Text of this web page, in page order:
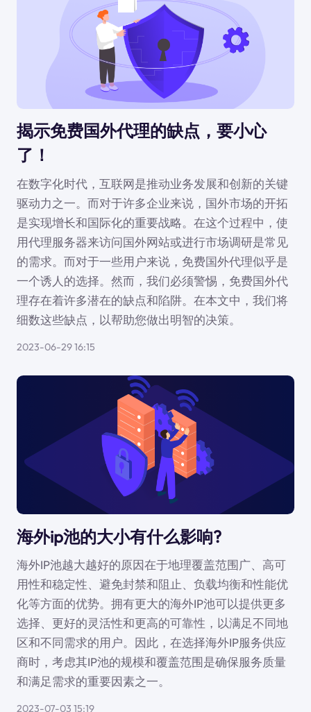
揭示免费国外代理的缺点，要小心
了！
在数字化时代，互联网是推动业务发展和创新的关键
驱动力之一。而对于许多企业来说，国外市场的开拓
是实现增长和国际化的重要战略。在这个过程中，使
用代理服务器来访问国外网站或进行市场调研是常见
的需求。而对于一些用户来说，免费国外代理似乎是
一个诱人的选择。然而，我们必须警惕，免费国外代
理存在着许多潜在的缺点和陷阱。在本文中，我们将
细数这些缺点，以帮助您做出明智的决策。
2023-06-29 16:15
海外ip池的大小有什么影响?
海外IP池越大越好的原因在于地理覆盖范围广、高可
用性和稳定性、避免封禁和阻止、负载均衡和性能优
化等方面的优势。拥有更大的海外IP池可以提供更多
选择、更好的灵活性和更高的可靠性，以满足不同地
区和不同需求的用户。因此，在选择海外IP服务供应
商时，考虑其IP池的规模和覆盖范围是确保服务质量
和满足需求的重要因素之一。
2023-07-03 15:19